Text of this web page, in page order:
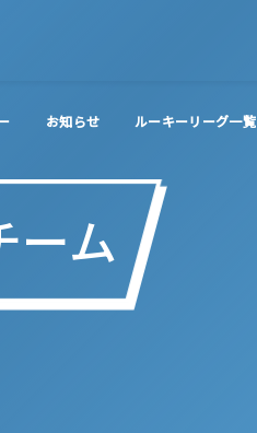
お知らせ ルーキーリーグ一覧
ーム